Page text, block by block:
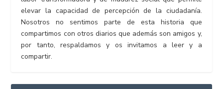
elevar la capacidad de percepción de la ciudadanía.
Nosotros no sentimos parte de esta historia que
compartimos con otros diarios que además son amigos y,
por tanto, respaldamos y os invitamos a leer y a
compartir.